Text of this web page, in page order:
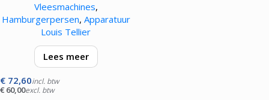
Vleesmachines,
Hamburgerpersen, Apparatuur
Louis Tellier
Lees meer
Ideaal voor het hele gezin en
beginners, deze complete set
€ 72,60incl. btw
€ 60,00excl. btw